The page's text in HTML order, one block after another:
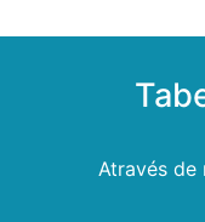
Através de